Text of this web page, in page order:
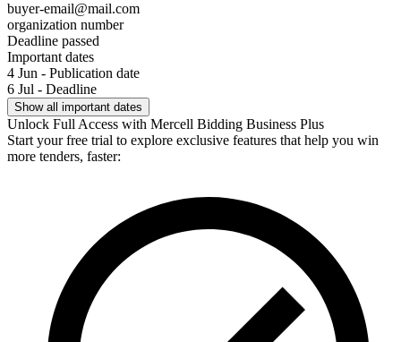
buyer-email@mail.com
organization number
Deadline passed
Important dates
4 Jun - Publication date
6 Jul - Deadline
Show all important dates
Unlock Full Access with Mercell Bidding Business Plus
Start your free trial to explore exclusive features that help you win
more tenders, faster: